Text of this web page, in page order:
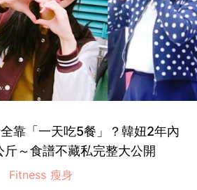
靠「一天吃5餐」？韓妞2年內
斤～食譜不藏私完整大公開
Fitness 瘦身